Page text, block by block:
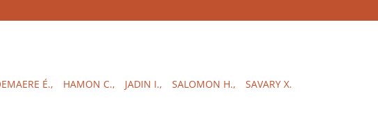
É., HAMON C., JADIN I., SALOMON H., SAVARY X.